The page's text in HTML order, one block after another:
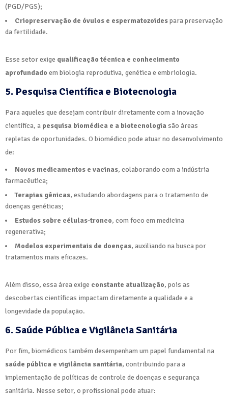
(PGD/PGS);
Criopreservação de óvulos e espermatozoidespara preservação
da fertilidade.
Esse setor exige qualificação técnica e conhecimento
aprofundado em biologia reprodutiva, genética e embriologia.
5. Pesquisa Científica e Biotecnologia
Para aqueles que desejam contribuir diretamente com a inovação
científica, a pesquisa biomédica e a biotecnologia são áreas
repletas de oportunidades. O biomédico pode atuar no desenvolvimento
de:
Novos medicamentos e vacinas, colaborando com a indústria
farmacêutica;
Terapias gênicas, estudando abordagens para o tratamento de
doenças genéticas;
Estudos sobre células-tronco, com foco em medicina
regenerativa;
Modelos experimentais de doenças, auxiliando na busca por
tratamentos mais eficazes.
Além disso, essa área exige constante atualização, pois as
descobertas científicas impactam diretamente a qualidade e a
longevidade da população.
6. Saúde Pública e Vigilância Sanitária
Por fim, biomédicos também desempenham um papel fundamental na
saúde pública e vigilância sanitária, contribuindo para a
implementação de políticas de controle de doenças e segurança
sanitária. Nesse setor, o profissional pode atuar: